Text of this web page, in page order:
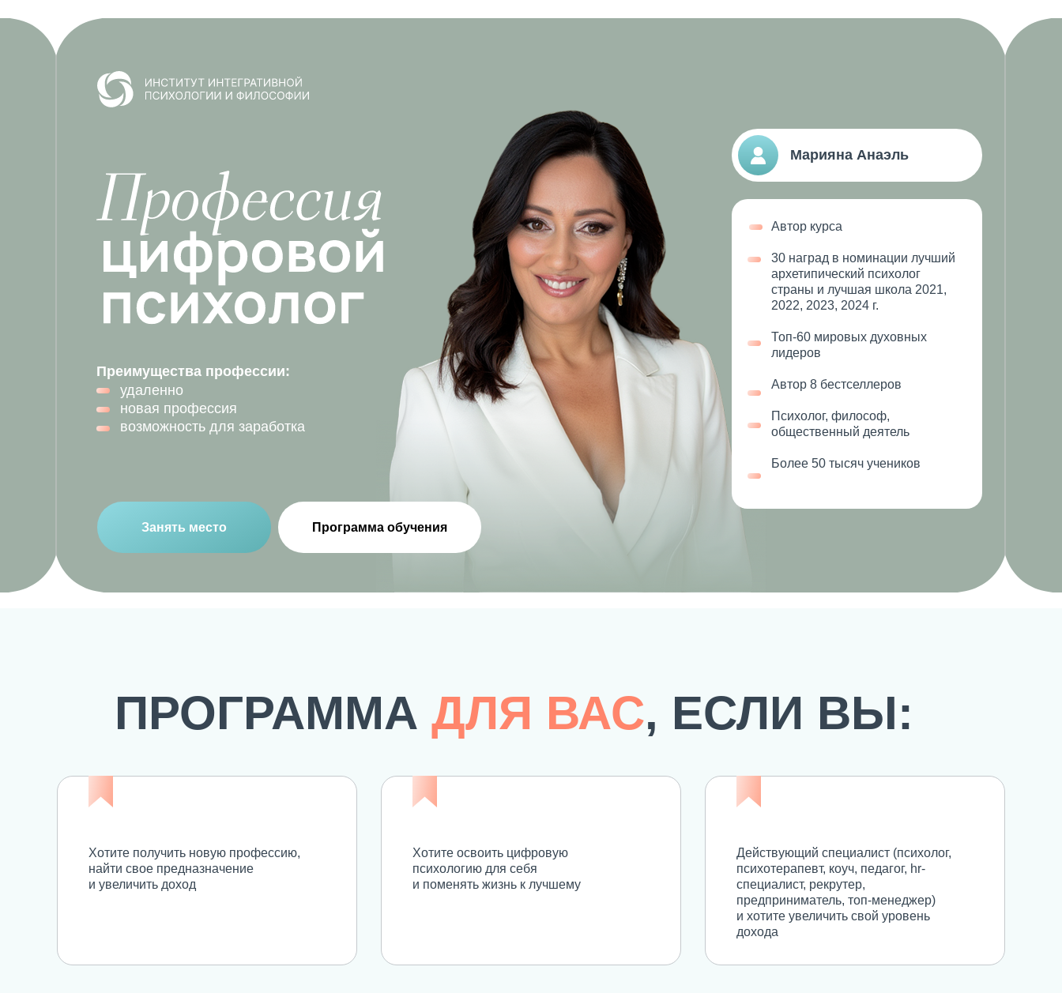
Программа обучения
Занять место
Преимущества профессии:
удаленно
новая профессия
возможность для заработка
Марияна Анаэль
Автор курса
30 наград в номинации лучший
архетипический психолог
страны и лучшая школа 2021,
2022, 2023, 2024 г.
Топ-60 мировых духовных
лидеров
Автор 8 бестселлеров
Психолог, философ,
общественный деятель
Более 50 тысяч учеников
ПРОГРАММА ДЛЯ ВАС, ЕСЛИ ВЫ:
Хотите получить новую профессию,
найти свое предназначение
и увеличить доход
Хотите освоить цифровую
психологию для себя
и поменять жизнь к лучшему
Действующий специалист (психолог,
психотерапевт, коуч, педагог, hr-
специалист, рекрутер,
предприниматель, топ-менеджер)
и хотите увеличить свой уровень
дохода